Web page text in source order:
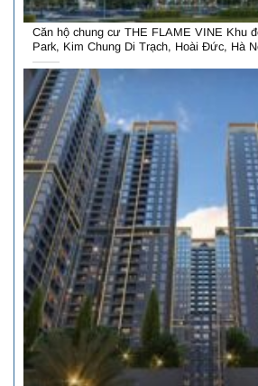
Căn hộ chung cư THE FLAME VINE Khu
Park, Kim Chung Di Trạch, Hoài Đức, Hà